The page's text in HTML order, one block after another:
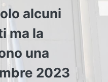
alcuni
ma la
una
2023